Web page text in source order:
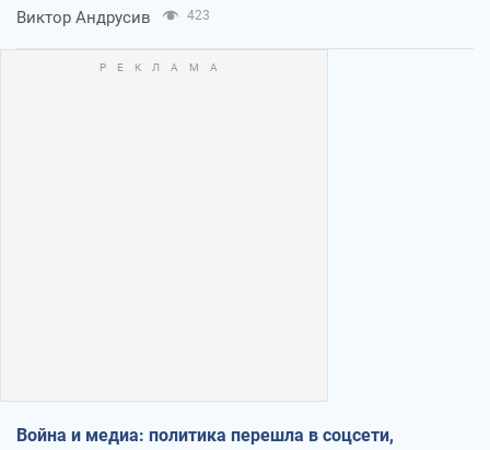
Виктор Андрусив 423
Война и медиа: политика перешла в соцсети,